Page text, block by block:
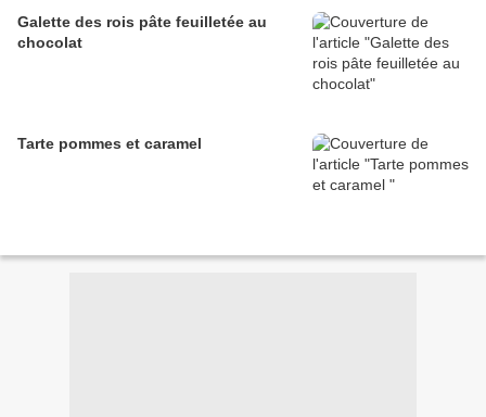
Galette des rois pâte feuilletée au
chocolat
Tarte pommes et caramel